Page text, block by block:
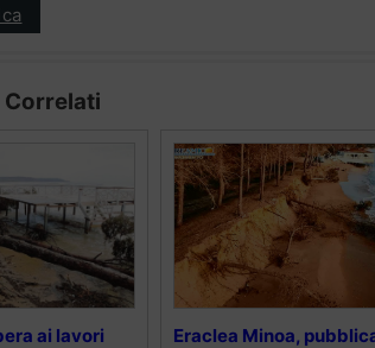
ai lavori
Eraclea Minoa,